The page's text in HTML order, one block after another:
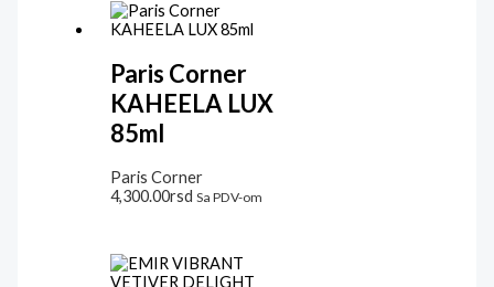
Paris Corner
KAHEELA LUX
85ml
Paris Corner
4,300.00rsd Sa PDV-om